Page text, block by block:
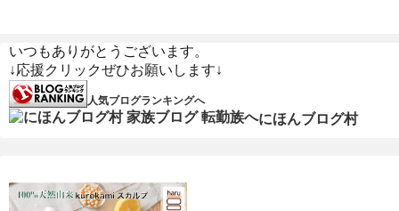
いつもありがとうございます。
↓応援クリックぜひお願いします↓
人気ブログランキングへ
にほんブログ村